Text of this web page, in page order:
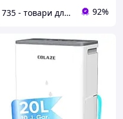
735 - товари для дому, медичне та технічне обладнання з доставкою по Україні 92%